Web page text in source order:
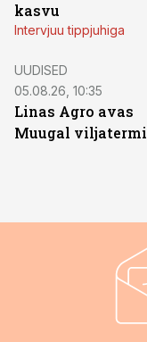
kasvu
Intervjuu tippjuhiga
UUDISED
05.08.26, 10:35
Linas Agro avas
Muugal